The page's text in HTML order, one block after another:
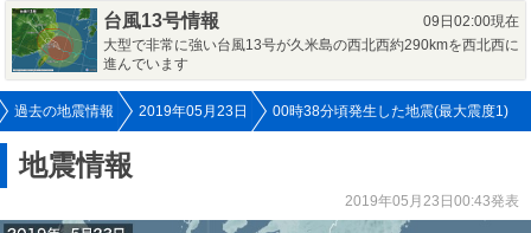
台風13号情報
09日02:00現在
大型で非常に強い台風13号が久米島の西北西約290kmを西北西に
進んでいます
過去の地震情報 2019年05月23日 00時38分頃発生した地震(最大震度1)
地震情報
2019年05月23日00:43発表